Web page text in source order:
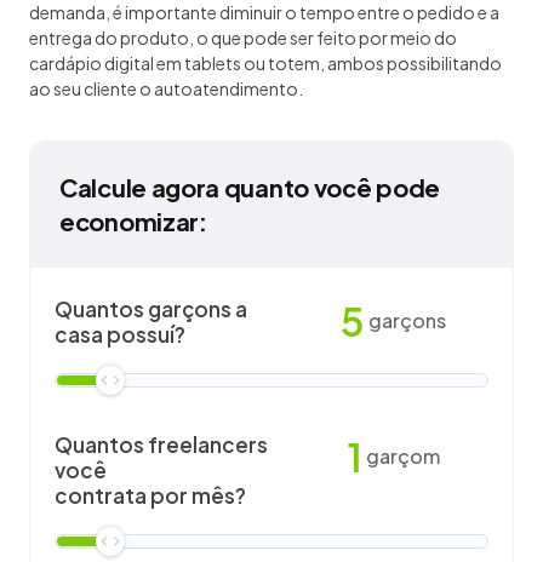
demanda, é importante diminuir o tempo entre o pedido e a
entrega do produto, o que pode ser feito por meio do
cardápio digital em tablets ou totem, ambos possibilitando
ao seu cliente o autoatendimento.
Calcule agora quanto você pode
economizar:
Quantos garçons a
casa possuí?
5 garçons
Quantos freelancers
você
contrata por mês?
1 garçom